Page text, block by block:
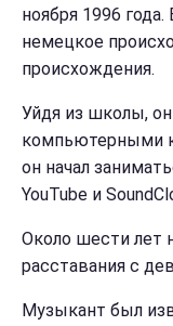
ноября 1996
немецкое
происхождения.
Уйдя из школы,
компьютерными
он начал
YouTube и
Около шести лет
расставания с
Музыкант был